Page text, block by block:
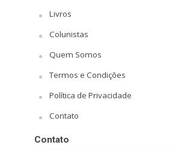
Livros
Colunistas
Quem Somos
Termos e Condições
Política de Privacidade
Contato
Contato